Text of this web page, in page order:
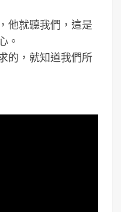
他就聽我們，這是
。
的，就知道我們所